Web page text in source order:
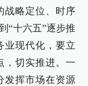
战略定位、时序
“十六五”逐步推
业现代化，要立
，切实推进。一
发挥市场在资源